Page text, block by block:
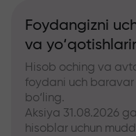
Foydangizni
va
Hisob oching va
foydani uch
bo‘ling.
Aksiya 31.08.2026
hisoblar uchun